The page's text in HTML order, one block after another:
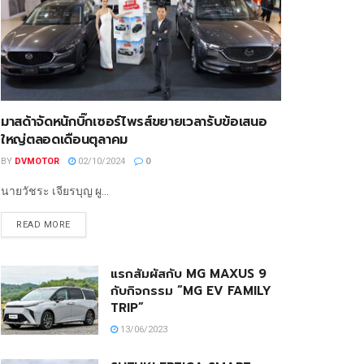
มาสด้าจัดหนักบิ๊กเซอร์ไพรส์ขยายเวลารับข้อเสนอ
ใหญ่ตลอดเดือนตุลาคม
BY DVMOTOR 02/10/2024 0
นายวัชระ เจียรบุญ ผู...
READ MORE
แรกสัมผัสกับ MG MAXUS 9
กับกิจกรรม “MG EV FAMILY
TRIP”
13/06/2023